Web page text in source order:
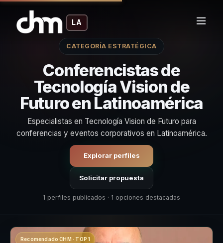
LA
CATEGORÍA ESTRATÉGICA
Conferencistas de
Tecnología Vision de
Futuro en Latinoamérica
Especialistas en Tecnología Vision de Futuro para
conferencias y eventos corporativos en Latinoamérica.
Explorar perfiles
Solicitar propuesta
1 perfiles publicados · 1 opciones destacadas
Recomendado CHM · TOP 1